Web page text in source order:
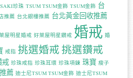
珍珠 TSUM TSUM金飾 TSUM金飾 台
推薦 台北銀樓推薦 台北黃金回收推薦
屋明星婚戒 好萊屋明星鑽戒 婚戒 婚
戒指 挑選婚戒挑選鑽戒
戒 珍珠戒指 珍珠耳環 珍珠項鍊 珠寶 瘦子
薦 迪士尼TSUM TSUM金飾 迪士尼TSUM